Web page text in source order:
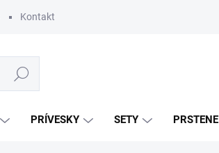
Kontakt
Hľadať
PRÍVESKY SETY PRSTENE